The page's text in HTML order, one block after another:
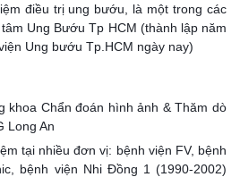
điều trị ung bướu, là một trong các
Ung Bướu Tp HCM (thành lập năm
Ung bướu Tp.HCM ngày nay)
khoa Chẩn đoán hình ảnh & Thăm dò
Long An
tại nhiều đơn vị: bệnh viện FV, bệnh
bệnh viện Nhi Đồng 1 (1990-2002)